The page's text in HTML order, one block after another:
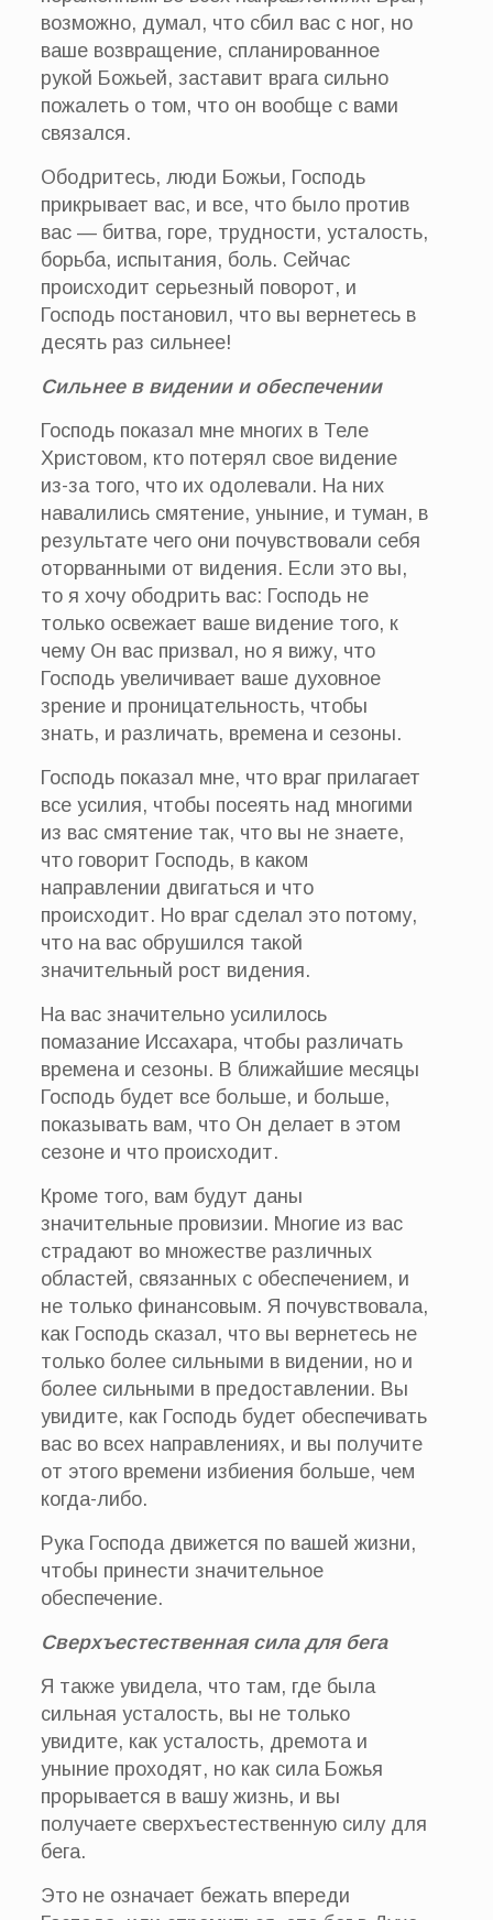
возможно, думал, что сбил вас с ног, но
ваше возвращение, спланированное
рукой Божьей, заставит врага сильно
пожалеть о том, что он вообще с вами
связался.
Ободритесь, люди Божьи, Господь
прикрывает вас, и все, что было против
вас — битва, горе, трудности, усталость,
борьба, испытания, боль. Сейчас
происходит серьезный поворот, и
Господь постановил, что вы вернетесь в
десять раз сильнее!
Сильнее в видении и обеспечении
Господь показал мне многих в Теле
Христовом, кто потерял свое видение
из-за того, что их одолевали. На них
навалились смятение, уныние, и туман, в
результате чего они почувствовали себя
оторванными от видения. Если это вы,
то я хочу ободрить вас: Господь не
только освежает ваше видение того, к
чему Он вас призвал, но я вижу, что
Господь увеличивает ваше духовное
зрение и проницательность, чтобы
знать, и различать, времена и сезоны.
Господь показал мне, что враг прилагает
все усилия, чтобы посеять над многими
из вас смятение так, что вы не знаете,
что говорит Господь, в каком
направлении двигаться и что
происходит. Но враг сделал это потому,
что на вас обрушился такой
значительный рост видения.
На вас значительно усилилось
помазание Иссахара, чтобы различать
времена и сезоны. В ближайшие месяцы
Господь будет все больше, и больше,
показывать вам, что Он делает в этом
сезоне и что происходит.
Кроме того, вам будут даны
значительные провизии. Многие из вас
страдают во множестве различных
областей, связанных с обеспечением, и
не только финансовым. Я почувствовала,
как Господь сказал, что вы вернетесь не
только более сильными в видении, но и
более сильными в предоставлении. Вы
увидите, как Господь будет обеспечивать
вас во всех направлениях, и вы получите
от этого времени избиения больше, чем
когда-либо.
Рука Господа движется по вашей жизни,
чтобы принести значительное
обеспечение.
Сверхъестественная сила для бега
Я также увидела, что там, где была
сильная усталость, вы не только
увидите, как усталость, дремота и
уныние проходят, но как сила Божья
прорывается в вашу жизнь, и вы
получаете сверхъестественную силу для
бега.
Это не означает бежать впереди